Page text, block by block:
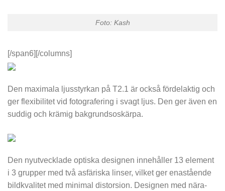
Foto: Kash
[/span6][/columns]
Den maximala ljusstyrkan på T2.1 är också fördelaktig och
ger flexibilitet vid fotografering i svagt ljus. Den ger även en
suddig och krämig bakgrundsoskärpa.
Den nyutvecklade optiska designen innehåller 13 element
i 3 grupper med två asfäriska linser, vilket ger enastående
bildkvalitet med minimal distorsion. Designen med nära-